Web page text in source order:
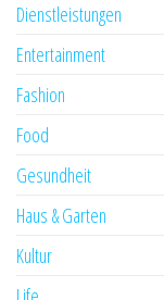
Dienstleistungen
Entertainment
Fashion
Food
Gesundheit
Haus & Garten
Kultur